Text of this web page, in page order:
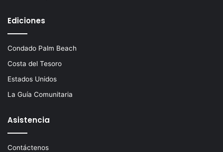
Ediciones
Condado Palm Beach
Costa del Tesoro
Estados Unidos
La Guía Comunitaria
Asistencia
Contáctenos